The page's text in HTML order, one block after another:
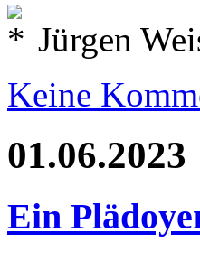
Jürgen
Keine
01.06.2023
Ein